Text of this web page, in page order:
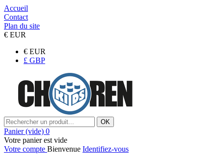
Accueil
Contact
Plan du site
€ EUR
€ EUR
£ GBP
OK
Panier (vide) 0
Votre panier est vide
Votre compte Bienvenue Identifiez-vous